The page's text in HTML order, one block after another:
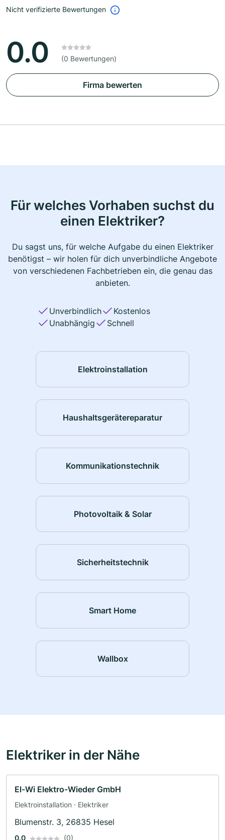
Nicht verifizierte Bewertungen
0.0 (0 Bewertungen)
Firma bewerten
Für welches Vorhaben suchst du
einen Elektriker?
Du sagst uns, für welche Aufgabe du einen Elektriker
benötigst – wir holen für dich unverbindliche Angebote
von verschiedenen Fachbetrieben ein, die genau das
anbieten.
Unverbindlich
Kostenlos
Unabhängig
Schnell
Elektroinstallation
Haushaltsgerätereparatur
Kommunikationstechnik
Photovoltaik & Solar
Sicherheitstechnik
Smart Home
Wallbox
Elektriker in der Nähe
El-Wi Elektro-Wieder GmbH
Elektroinstallation · Elektriker
Blumenstr. 3, 26835 Hesel
0.0 (0)